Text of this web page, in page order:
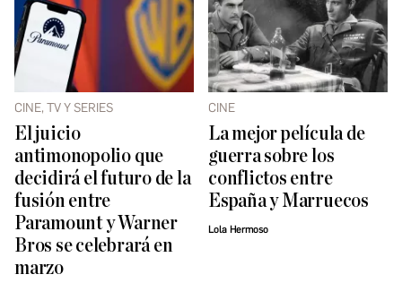
CINE, TV Y SERIES
El juicio
antimonopolio que
decidirá el futuro de la
fusión entre
Paramount y Warner
Bros se celebrará en
marzo
CINE
La mejor película de
guerra sobre los
conflictos entre
España y Marruecos
Lola Hermoso